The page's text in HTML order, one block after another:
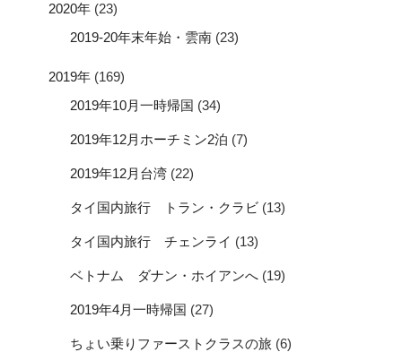
2020年 (23)
2019-20年末年始・雲南 (23)
2019年 (169)
2019年10月一時帰国 (34)
2019年12月ホーチミン2泊 (7)
2019年12月台湾 (22)
タイ国内旅行 トラン・クラビ (13)
タイ国内旅行 チェンライ (13)
ベトナム ダナン・ホイアンへ (19)
2019年4月一時帰国 (27)
ちょい乗りファーストクラスの旅 (6)